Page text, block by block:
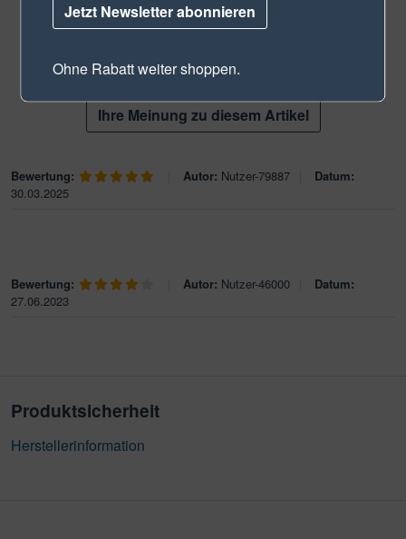
Ihre Meinung zu diesem Artikel
Bewertung: Autor: Nutzer-79887
Datum:
30.03.2025
Bewertung: Autor: Nutzer-46000
Datum:
27.06.2023
Produktsicherheit
Herstellerinformation
Jetzt Newsletter abonnieren
Ohne Rabatt weiter shoppen.